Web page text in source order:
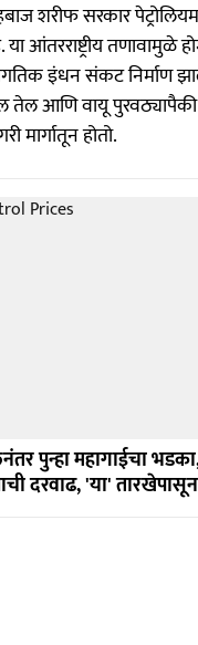
शरीफ सरकार
आंतरराष्ट्रीय तणावामुळे
इंधन संकट निर्माण
तेल आणि वायू
मार्गातून होतो.
पुन्हा महागाईचा
दरवाढ, 'या'